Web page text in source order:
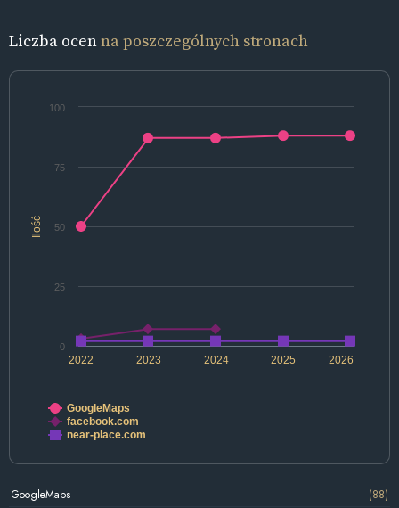
Liczba ocenna poszczególnych stronach
Ilość
2022 2024 2026
2023 2025
0
100
25
50
75
GoogleMaps
facebook.com
near-place.com
GoogleMaps
(88)